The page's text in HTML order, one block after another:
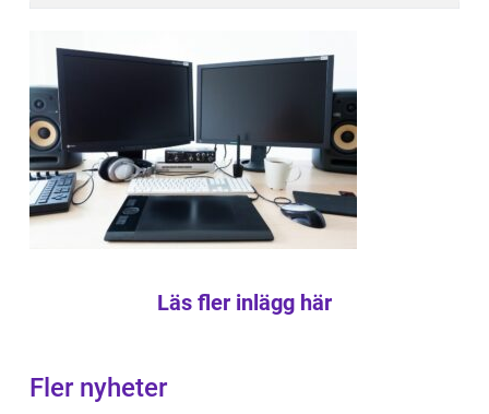
Läs fler inlägg här
Fler nyheter